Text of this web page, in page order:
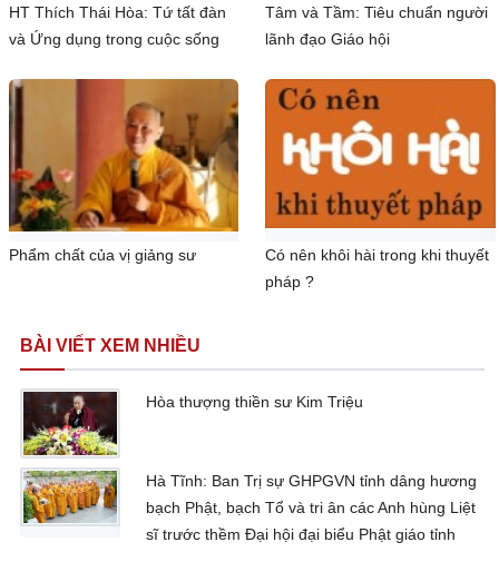
HT Thích Thái Hòa: Tứ tất đàn
và Ứng dụng trong cuộc sống
Tâm và Tầm: Tiêu chuẩn người
lãnh đạo Giáo hội
Phẩm chất của vị giảng sư
Có nên khôi hài trong khi thuyết
pháp ?
BÀI VIẾT XEM NHIỀU
Hòa thượng thiền sư Kim Triệu
Hà Tĩnh: Ban Trị sự GHPGVN tỉnh dâng hương
bạch Phật, bạch Tổ và tri ân các Anh hùng Liệt
sĩ trước thềm Đại hội đại biểu Phật giáo tỉnh